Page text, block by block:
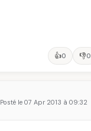
👍0 👎0
Posté le 07 Apr 2013 à 09:32